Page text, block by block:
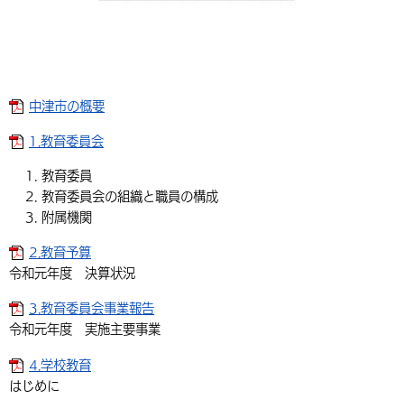
中津市の概要
1.教育委員会
教育委員
教育委員会の組織と職員の構成
附属機関
2.教育予算
令和元年度 決算状況
3.教育委員会事業報告
令和元年度 実施主要事業
4.学校教育
はじめに